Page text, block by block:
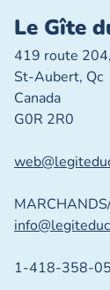
Le Gîte
419 route 204,
St-Aubert, Qc
Canada
G0R 2R0
1-418-358-